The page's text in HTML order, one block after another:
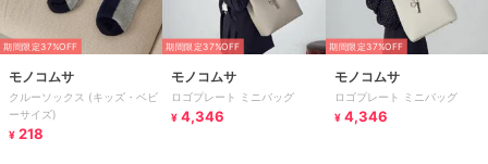
期間限定37%OFF
モノコムサ
クルーソックス (キッズ・ベビ
ーサイズ)
¥ 218
期間限定37%OFF
モノコムサ
ロゴプレート ミニバッグ
¥ 4,346
期間限定37%OFF
モノコムサ
ロゴプレート ミニバッグ
¥ 4,346